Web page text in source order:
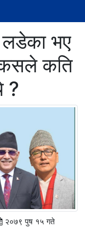
भए
कसले कति
?
२०७९ पुष १५ गते